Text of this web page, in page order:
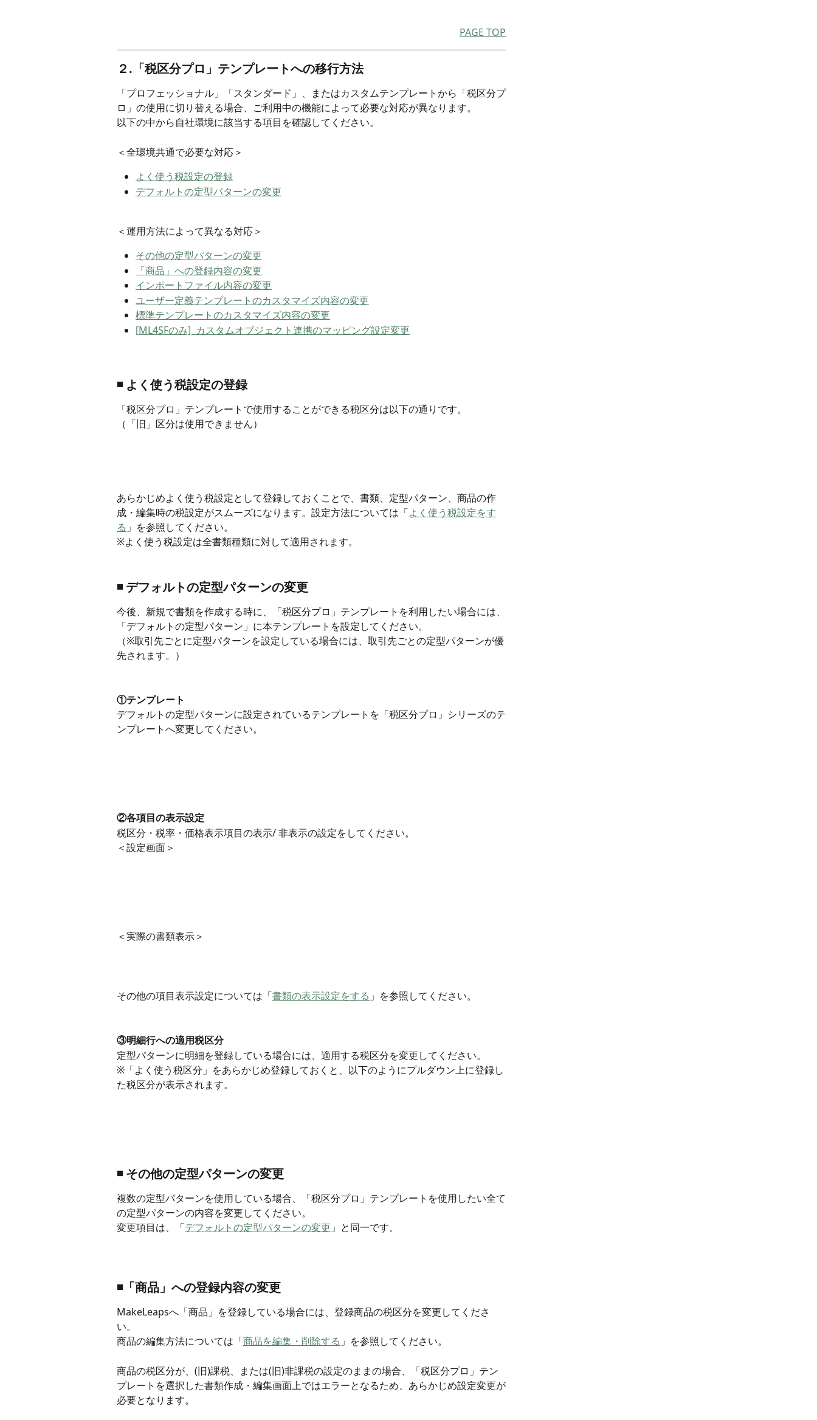
PAGE TOP
２.「税区分プロ」テンプレートへの移行方法
「プロフェッショナル」「スタンダード」、またはカスタムテンプレートから「税区分プ
ロ」の使用に切り替える場合、ご利用中の機能によって必要な対応が異なります。
以下の中から自社環境に該当する項目を確認してください。
＜全環境共通で必要な対応＞
よく使う税設定の登録
デフォルトの定型パターンの変更
＜運用方法によって異なる対応＞
その他の定型パターンの変更
「商品」への登録内容の変更
インポートファイル内容の変更
ユーザー定義テンプレートのカスタマイズ内容の変更
標準テンプレートのカスタマイズ内容の変更
[ML4SFのみ]  カスタムオブジェクト連携のマッピング設定変更
◾️ よく使う税設定の登録
「税区分プロ」テンプレートで使用することができる税区分は以下の通りです。
（「旧」区分は使用できません）
あらかじめよく使う税設定として登録しておくことで、書類、定型パターン、商品の作
成・編集時の税設定がスムーズになります。設定方法については「よく使う税設定をす
る 」を参照してください。
※よく使う税設定は全書類種類に対して適用されます。
◾️ デフォルトの定型パターンの変更
今後、新規で書類を作成する時に、「税区分プロ」テンプレートを利用したい場合には、
「デフォルトの定型パターン」に本テンプレートを設定してください。
（※取引先ごとに定型パターンを設定している場合には、取引先ごとの定型パターンが優
先されます。）
①テンプレート
デフォルトの定型パターンに設定されているテンプレートを「税区分プロ」シリーズのテ
ンプレートへ変更してください。
②各項目の表示設定
税区分・税率・価格表示項目の表示/ 非表示の設定をしてください。
＜設定画面＞
＜実際の書類表示＞
その他の項目表示設定については「書類の表示設定をする 」を参照してください。
③明細行への適用税区分
定型パターンに明細を登録している場合には、適用する税区分を変更してください。
※「よく使う税区分」をあらかじめ登録しておくと、以下のようにプルダウン上に登録し
た税区分が表示されます。
◾️ その他の定型パターンの変更
複数の定型パターンを使用している場合、「税区分プロ」テンプレートを使用したい全て
の定型パターンの内容を変更してください。
変更項目は、「デフォルトの定型パターンの変更 」と同一です。
◾️「商品」への登録内容の変更
MakeLeapsへ「商品」を登録している場合には、登録商品の税区分を変更してくださ
い。
商品の編集方法については「商品を編集・削除する 」を参照してください。
商品の税区分が、(旧)課税、または(旧)非課税の設定のままの場合、「税区分プロ」テン
プレートを選択した書類作成・編集画面上ではエラーとなるため、あらかじめ設定変更が
必要となります。